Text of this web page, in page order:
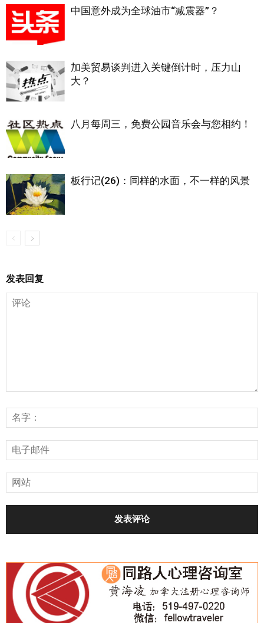
中国意外成为全球油市“减震器”？
加美贸易谈判进入关键倒计时，压力山
大？
八月每周三，免费公园音乐会与您相约！
板行记(26)：同样的水面，不一样的风景
发表回复